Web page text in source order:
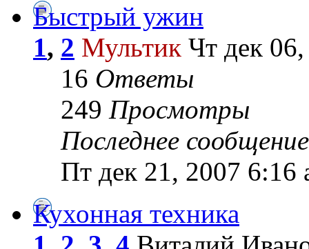
Быстрый ужин
1, 2 Мультик Чт дек
16 Ответы
249 Просмотры
Последнее сообщение
Пт дек 21, 2007 6:16
Кухонная техника